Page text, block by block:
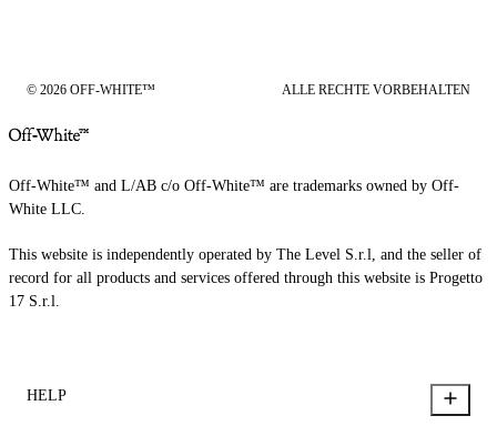
© 2026 OFF-WHITE™ ALLE RECHTE VORBEHALTEN
Off-White™ and L/AB c/o Off-White™ are trademarks owned by Off-
White LLC.
This website is independently operated by The Level S.r.l, and the seller of
record for all products and services offered through this website is Progetto
17 S.r.l.
HELP